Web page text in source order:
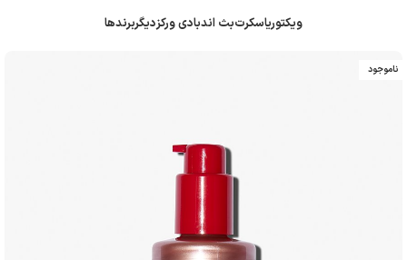
ویکتوریاسکرتبث اندبادی ورکزدیگربرندها
ناموجود